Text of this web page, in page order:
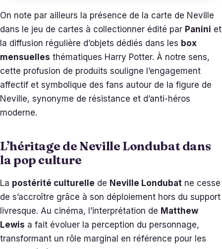
On note par ailleurs la présence de la carte de Neville
dans le jeu de cartes à collectionner édité par Panini et
la diffusion régulière d’objets dédiés dans les box
mensuelles thématiques Harry Potter. À notre sens,
cette profusion de produits souligne l’engagement
affectif et symbolique des fans autour de la figure de
Neville, synonyme de résistance et d’anti-héros
moderne.
L’héritage de Neville Londubat dans
la pop culture
La postérité culturelle de Neville Londubat ne cesse
de s’accroître grâce à son déploiement hors du support
livresque. Au cinéma, l’interprétation de Matthew
Lewis a fait évoluer la perception du personnage,
transformant un rôle marginal en référence pour les